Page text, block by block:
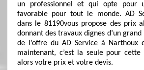
un professionnel et qui opte pour
favorable pour tout le monde. AD
dans le 81190vous propose des prix
donnant des travaux dignes d’un
de l’offre du AD Service à Narthoux
maintenant, c’est la seule pour cette
alors votre prix et votre devis.